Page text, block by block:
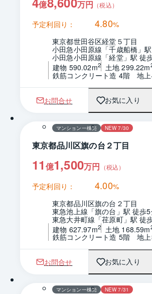
億 万円 （税込）
予定利回り： 4.80%
東京都世田谷区経堂５丁目
小田急小田原線「千歳船橋」
小田急小田原線「経堂」駅 徒
建物 590.02m2 土地 299.22m
鉄筋コンクリート造 4階　地
お問合せ お気に入り
1 / 0
マンション一棟売 NEW 7/30
東京都品川区旗の台２丁目
11 億1,500万円 （税込）
予定利回り： 4.00%
東京都品川区旗の台２丁目
東急池上線「旗の台」駅 徒歩
東急大井町線「荏原町」駅 徒
建物 627.97m2 土地 168.59m
鉄筋コンクリート造 5階　地
お問合せ お気に入り
マンション一棟売 NEW 7/31